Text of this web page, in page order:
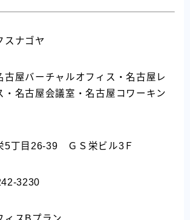
スナゴヤ
古屋バーチャルオフィス・名古屋レ
・名古屋会議室・名古屋コワーキン
5丁目26-39 ＧＳ栄ビル3Ｆ
3230